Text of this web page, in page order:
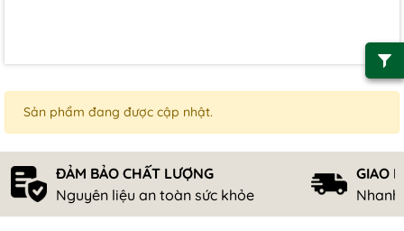
Sản phẩm đang được cập nhật.
ĐẢM BẢO CHẤT LƯỢNG
Nguyên liệu an toàn sức khỏe
GIAO